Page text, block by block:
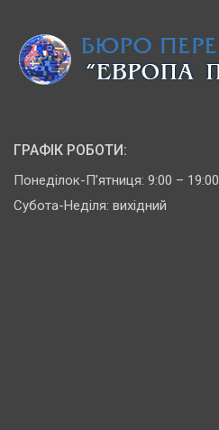
ГРАФІК РОБОТИ:
Понеділок-П’ятниця: 9:00 – 19:00
Субота-Неділя: вихідний